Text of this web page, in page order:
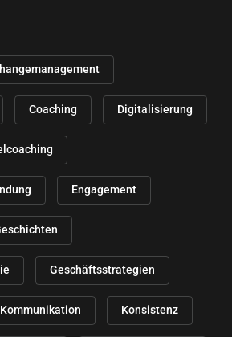
Coaching Digitalisierung
Engagement
Geschäftsstrategien
Kommunikation Konsistenz